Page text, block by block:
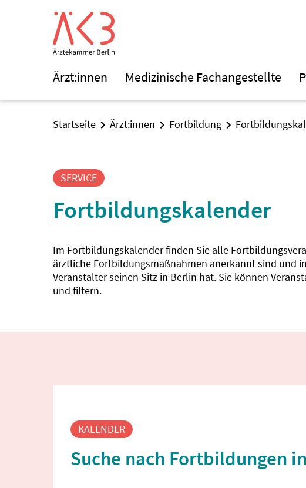
Ärzt:innen Medizinische Fachangestellte
Startseite Ärzt:innen Fortbildung
SERVICE
Fortbildungskalender
Im Fortbildungskalender finden Sie alle
ärztliche Fortbildungsmaßnahmen anerkannt sind und
Veranstalter seinen Sitz in Berlin hat. Sie können
und filtern.
KALENDER
Suche nach Fortbildungen